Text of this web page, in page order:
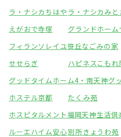
ラ・ナシカちはや ラ・ナシカみと
えがおで寺塚
グランドホー
フィランソレイユ笹丘なごみの家
せせらぎ
ハピネスこもれ
グッドタイムホーム4・南天神グ
ホステル京都
たくみ苑
ホスピタルメント福岡天神生活倶
ルーエハイム安心別所きょうわ苑